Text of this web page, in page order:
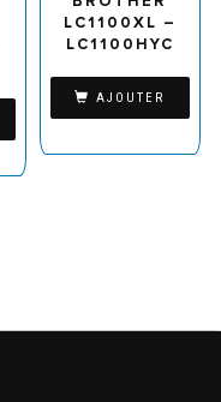
LC1100XL –
LC1100HYC
AJOUTER